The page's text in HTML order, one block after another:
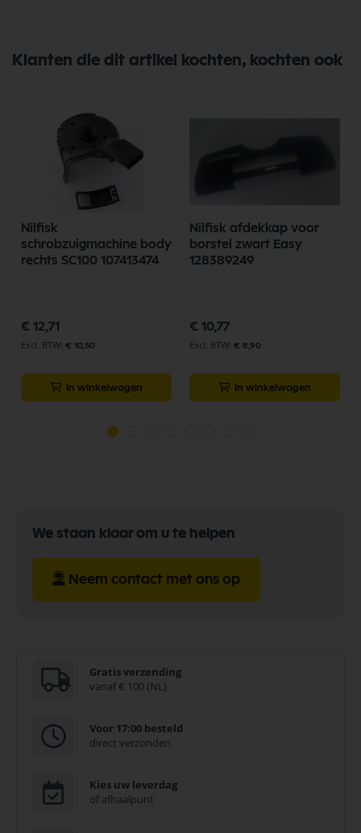
Klanten die dit artikel kochten, kochten ook
Nilfisk
schrobzuigmachine body
rechts SC100 107413474
€ 12,71
€ 10,50
In winkelwagen
Nilfisk afdekkap voor
borstel zwart Easy
128389249
€ 10,77
€ 8,90
In winkelwagen
We staan klaar om u te helpen
Neem contact met ons op
Gratis verzending
vanaf € 100 (NL)
Voor 17:00 besteld
direct verzonden
Kies uw leverdag
of afhaalpunt